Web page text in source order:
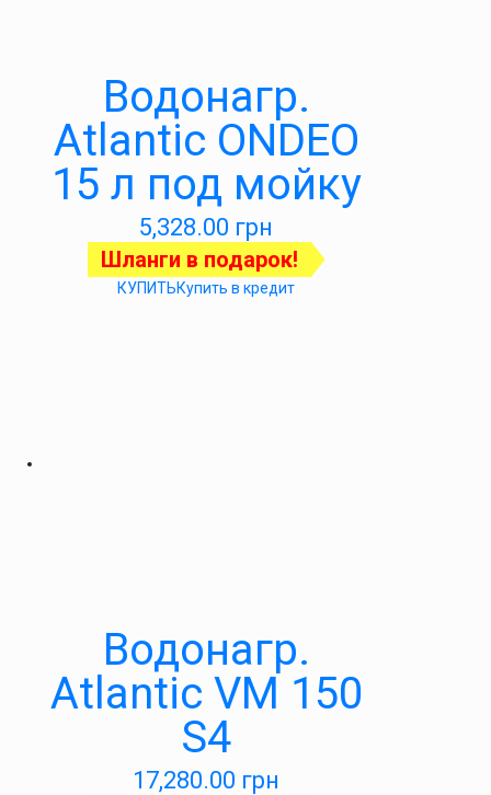
Водонагр.
Atlantic ONDEO
15 л под мойку
5,328.00 грн
Шланги в подарок!
КУПИТЬКупить в кредит
Водонагр.
Atlantic VM 150
S4
17,280.00 грн